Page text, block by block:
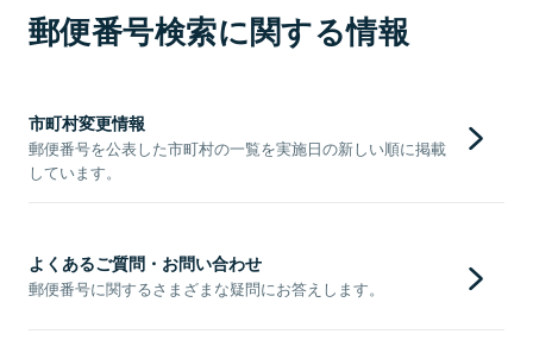
郵便番号検索に関する情報
市町村変更情報
郵便番号を公表した市町村の一覧を実施日の新しい順に掲載
しています。
よくあるご質問・お問い合わせ
郵便番号に関するさまざまな疑問にお答えします。